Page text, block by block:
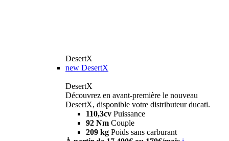
DesertX
new DesertX
DesertX
Découvrez en avant-première le nouveau
DesertX, disponible votre distributeur ducati.
110,3cv Puissance
92 Nm Couple
209 kg Poids sans carburant